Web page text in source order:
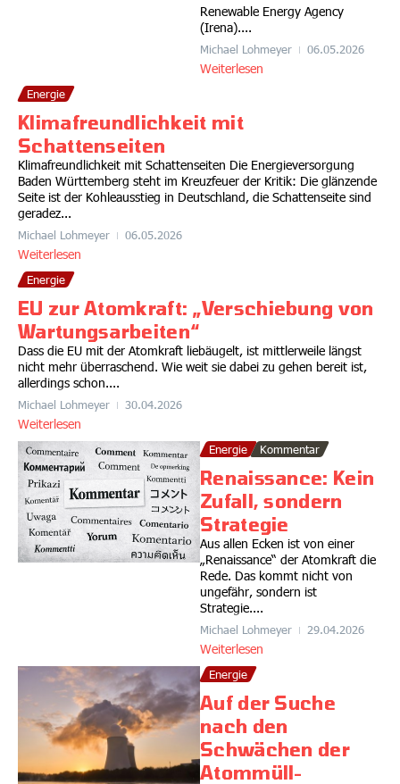
Renewable Energy Agency
(Irena)....
Michael Lohmeyer 06.05.2026
Weiterlesen
Energie
Klimafreundlichkeit mit
Schattenseiten
Klimafreundlichkeit mit Schattenseiten Die Energieversorgung
Baden Württemberg steht im Kreuzfeuer der Kritik: Die glänzende
Seite ist der Kohleausstieg in Deutschland, die Schattenseite sind
geradez...
Michael Lohmeyer 06.05.2026
Weiterlesen
Energie
EU zur Atomkraft: „Verschiebung von
Wartungsarbeiten“
Dass die EU mit der Atomkraft liebäugelt, ist mittlerweile längst
nicht mehr überraschend. Wie weit sie dabei zu gehen bereit ist,
allerdings schon....
Michael Lohmeyer 30.04.2026
Weiterlesen
Energie Kommentar
Renaissance: Kein
Zufall, sondern
Strategie
Aus allen Ecken ist von einer
„Renaissance“ der Atomkraft die
Rede. Das kommt nicht von
ungefähr, sondern ist
Strategie....
Michael Lohmeyer 29.04.2026
Weiterlesen
Energie
Auf der Suche
nach den
Schwächen der
Atommüll-